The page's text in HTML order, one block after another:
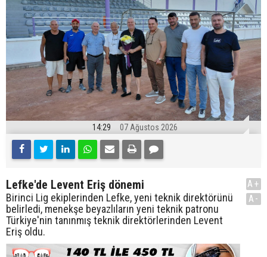
14:29 07 Ağustos 2026
Lefke'de Levent Eriş dönemi
Birinci Lig ekiplerinden Lefke, yeni teknik direktörünü
belirledi, menekşe beyazlıların yeni teknik patronu
Türkiye'nin tanınmış teknik direktörlerinden Levent
Eriş oldu.
A+
A-